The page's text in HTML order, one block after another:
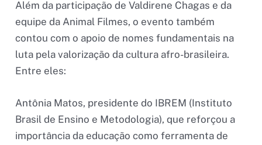
Além da participação de Valdirene Chagas e da
equipe da Animal Filmes, o evento também
contou com o apoio de nomes fundamentais na
luta pela valorização da cultura afro-brasileira.
Entre eles:
Antônia Matos, presidente do IBREM (Instituto
Brasil de Ensino e Metodologia), que reforçou a
importância da educação como ferramenta de